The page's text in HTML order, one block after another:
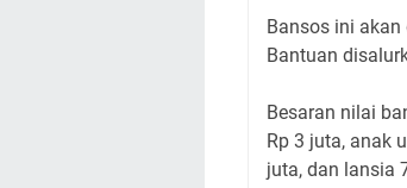
Bansos ini
Bantuan
Besaran nilai
Rp 3 juta, anak
juta, dan lansia